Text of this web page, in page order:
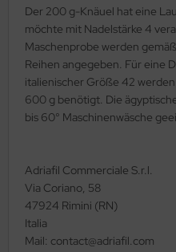
Der 200 g-Knäuel hat eine
möchte mit Nadelstärke 4
Maschenprobe werden
Reihen angegeben. Für eine
italienischer Größe 42 werden
600 g benötigt. Die
bis 60° Maschinenwäsche
Adriafil Commerciale S.r.l.
Via Coriano, 58
47924 Rimini (RN)
Italia
Mail: contact@adriafil.com